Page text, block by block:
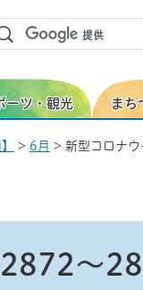
ーツ・観光 まち
> 6月 > 新型コロナ
2872～